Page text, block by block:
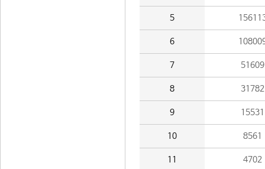
5
6
7 51609
8 31782
9 15531
10 8561
11 4702